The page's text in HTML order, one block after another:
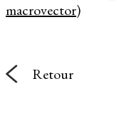
macrovector)
Retour